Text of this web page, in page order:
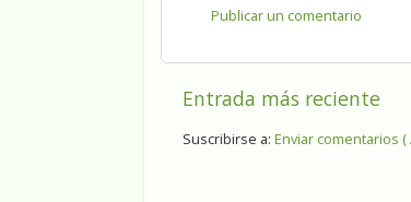
Publicar un comentario
Entrada más reciente
Suscribirse a: Enviar comentarios (